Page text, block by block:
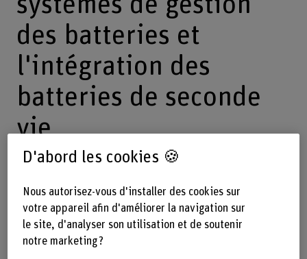
des batteries et
l'intégration des
batteries de seconde
vie
22.04.2024 L’objectif de BIG LEAP,
un nouveau projet d’Horizon Europe,
est de mettre au point la prochaine
génération de systèmes de gestion de
D'abord les cookies 🍪
Nous autorisez-vous d'installer des cookies sur
votre appareil afin d'améliorer la navigation sur
le site, d'analyser son utilisation et de soutenir
notre marketing ?